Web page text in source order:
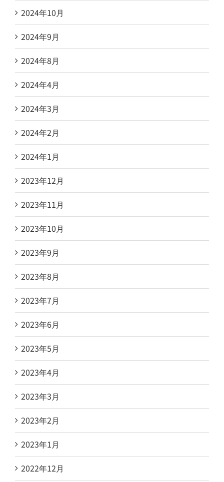
2024年10月
2024年9月
2024年8月
2024年4月
2024年3月
2024年2月
2024年1月
2023年12月
2023年11月
2023年10月
2023年9月
2023年8月
2023年7月
2023年6月
2023年5月
2023年4月
2023年3月
2023年2月
2023年1月
2022年12月